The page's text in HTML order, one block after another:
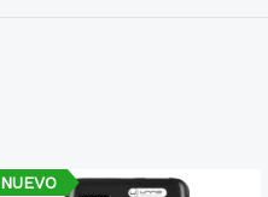
NUEVO